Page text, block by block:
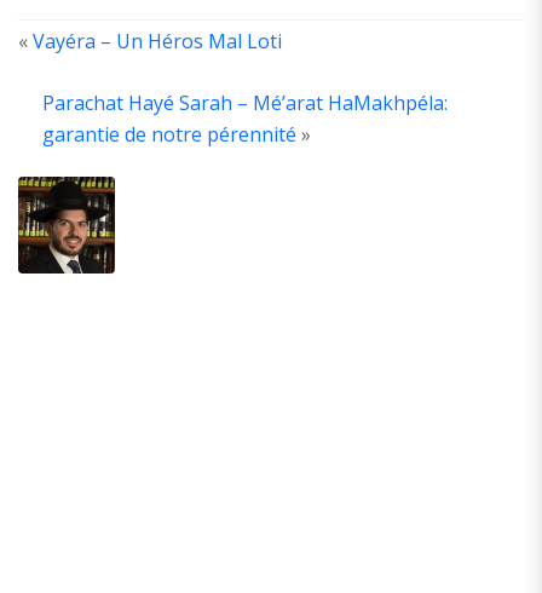
«Vayéra – Un Héros Mal Loti
Parachat Hayé Sarah – Mé’arat HaMakhpéla:
garantie de notre pérennité »
ABOUT
THE
AUTHOR